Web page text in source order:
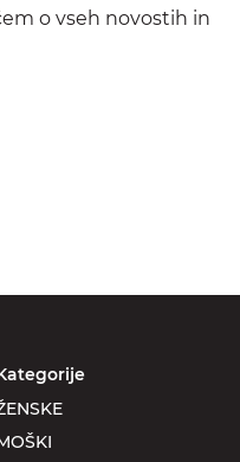
o vseh novostih in